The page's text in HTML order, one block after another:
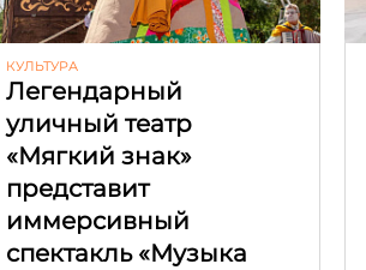
КУЛЬТУРА
Легендарный
уличный театр
«Мягкий знак»
представит
иммерсивный
спектакль «Музыка